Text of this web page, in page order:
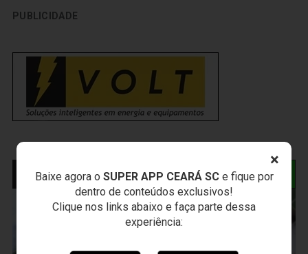
×
Baixe agora o SUPER APP CEARÁ SCe fique por
dentro de conteúdos exclusivos!
Clique nos links abaixo e faça parte dessa
experiência:
PUBLICIDADE
NOTÍCIAS RELACIONADAS